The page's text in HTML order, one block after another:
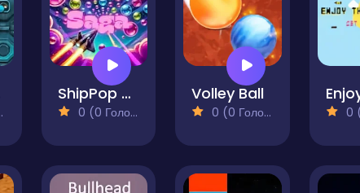
ShipPop Saga
0 (0 Голосів)
Volley Ball
0 (0 Голосів) 0